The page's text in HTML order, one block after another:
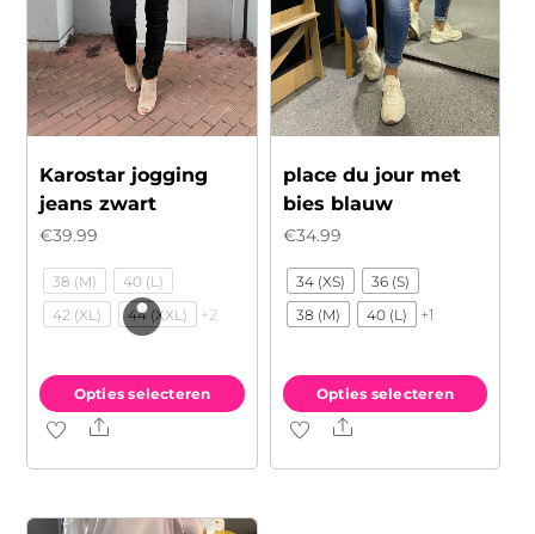
Karostar jogging
jeans zwart
€39.99
38 (M)
40 (L)
42 (XL)
44 (XXL) +2
Opties selecteren
Dit
meerdere
Share
place du jour met
bies blauw
€34.99
34 (XS)
36 (S)
38 (M)
40 (L) +1
Opties selecteren
Dit
Share